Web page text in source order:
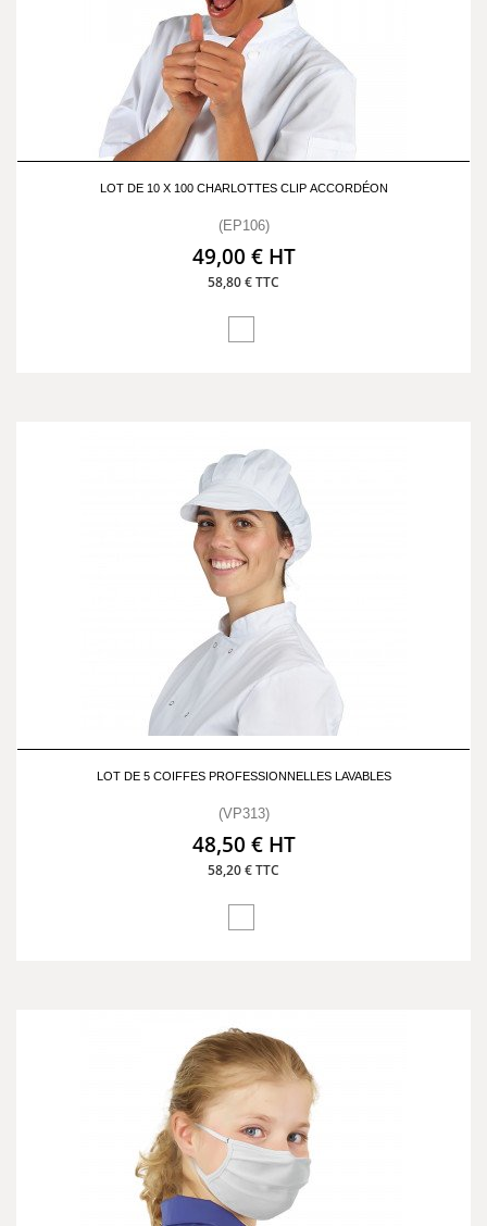
LOT DE 10 X 100 CHARLOTTES CLIP ACCORDÉON
(EP106)
49,00 € HT
58,80 € TTC
LOT DE 5 COIFFES PROFESSIONNELLES LAVABLES
(VP313)
48,50 € HT
58,20 € TTC